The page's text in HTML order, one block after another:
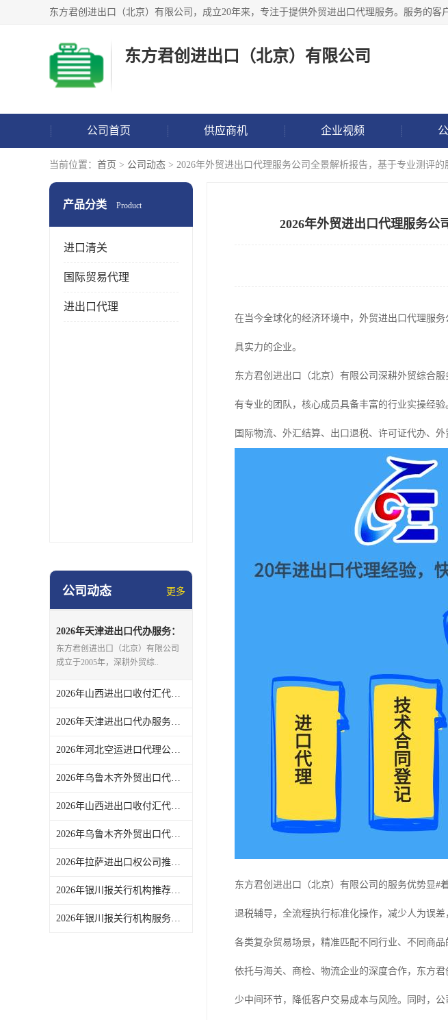
东方君创进出口（北京）有限公司
公司首页 供应商机 企业视频
当前位置： 首页 > 公司动态 > 2026年外贸进出口代理服务公司全景解析报告，基于专业测评
产品分类 Product
进口清关
国际贸易代理
进出口代理
公司动态 更多
2026年天津进出口代办服务：
一站式外贸代理全链路支持
东方君创进出口（北京）有限公司
成立于2005年，深耕外贸综..
2026年山西进出口收付汇代办渠道解析，专业外贸代理合规高效
2026年天津进出口代办服务推荐：东方君创一站式外贸代理解析
2026年河北空运进口代理公司服务解析：聚焦通关时效与物流协同
2026年乌鲁木齐外贸出口代理渠道与代理服务解析
2026年山西进出口收付汇代办服务渠道解析：一站式外贸代理助力企业高效收汇结汇
2026年乌鲁木齐外贸出口代理渠道解析，东方君创全流程服务支持
2026年拉萨进出口权公司推荐：一站式外贸代理服务解析
2026年银川报关行机构推荐，一站式进出口代理服务实力解析
2026年银川报关行机构服务商推荐：东方君创一站式外贸代理解析
2026年外贸进出口代理服务公
在当今全球化的经济环境中，外贸进出口代理服
具实力的企业。
东方君创进出口（北京）有限公司深耕外贸综合
有专业的团队，核心成员具备丰富的行业实操经
国际物流、外汇结算、出口退税、许可证代办、
东方君创进出口（北京）有限公司的服务优势显#
退税辅导，全流程执行标准化操作，减少人为误
各类复杂贸易场景，精准匹配不同行业、不同商品
依托与海关、商检、物流企业的深度合作，东方
少中间环节，降低客户交易成本与风险。同时，